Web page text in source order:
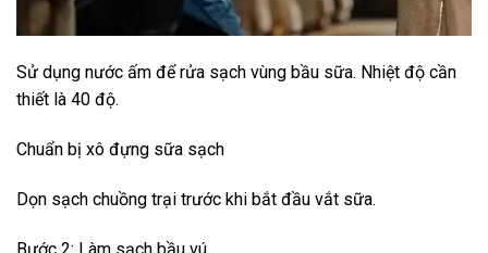
Sử dụng nước ấm để rửa sạch vùng bầu sữa. Nhiệt độ cần
thiết là 40 độ.
Chuẩn bị xô đựng sữa sạch
Dọn sạch chuồng trại trước khi bắt đầu vắt sữa.
Bước 2: Làm sạch bầu vú.